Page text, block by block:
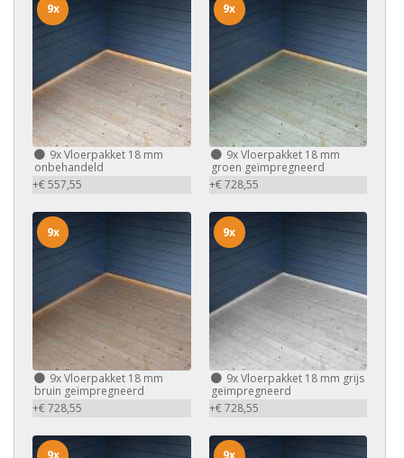
9xVloerpakket 18 mm
onbehandeld
+€ 557,55
9x
9xVloerpakket 18 mm
groen geïmpregneerd
+€ 728,55
9x
9xVloerpakket 18 mm
bruin geïmpregneerd
+€ 728,55
9x
9xVloerpakket 18 mm grijs
geïmpregneerd
+€ 728,55
9x
9x 9x